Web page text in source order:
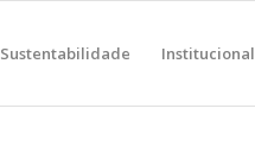
Sustentabilidade Institucional